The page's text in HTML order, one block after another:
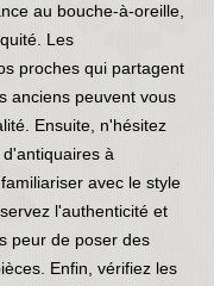
au bouche-à-oreille,
Les
proches qui partagent
anciens peuvent vous
Ensuite, n'hésitez
à
avec le style
l'authenticité et
peur de poser des
Enfin, vérifiez les